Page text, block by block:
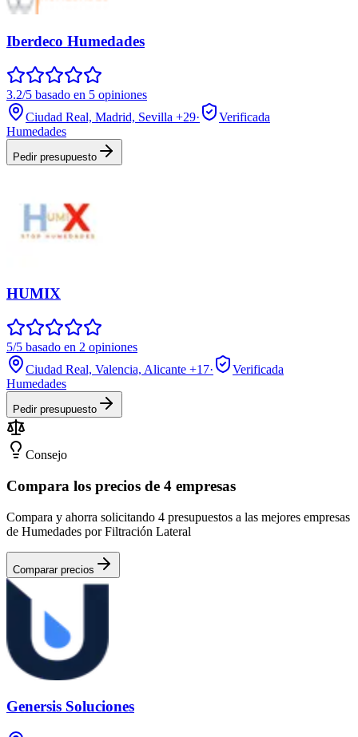
Iberdeco Humedades
3.2/5 basado en 5 opiniones
Ciudad Real, Madrid, Sevilla +29·
Verificada
Humedades
Pedir presupuesto
HUMIX
5/5 basado en 2 opiniones
Ciudad Real, Valencia, Alicante +17·
Verificada
Humedades
Pedir presupuesto
Consejo
Compara los precios de 4 empresas
Compara y ahorra solicitando 4 presupuestos a las mejores empresas
de Humedades por Filtración Lateral
Comparar precios
Genersis Soluciones